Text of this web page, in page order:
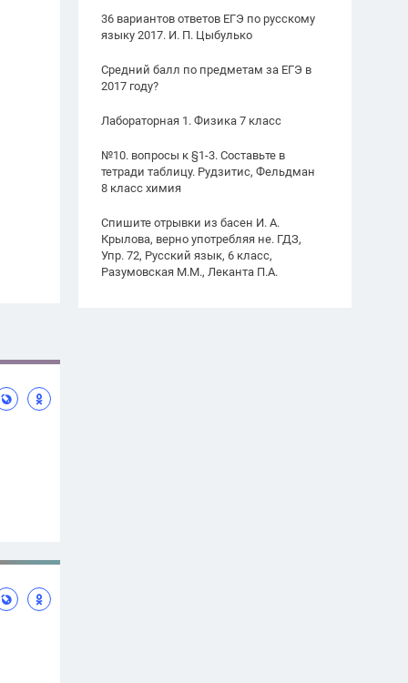
36 вариантов ответов ЕГЭ по русскому
языку 2017. И. П. Цыбулько
Средний балл по предметам за ЕГЭ в
2017 году?
Лабораторная 1. Физика 7 класс
№10. вопросы к §1-3. Составьте в
тетради таблицу. Рудзитис, Фельдман
8 класс химия
Спишите отрывки из басен И. А.
Крылова, верно употребляя не. ГДЗ,
Упр. 72, Русский язык, 6 класс,
Разумовская М.М., Леканта П.А.